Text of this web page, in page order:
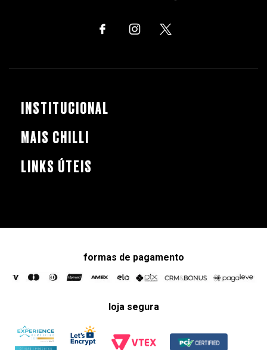
INSTITUCIONAL
MAIS CHILLI
LINKS ÚTEIS
formas de pagamento
loja segura